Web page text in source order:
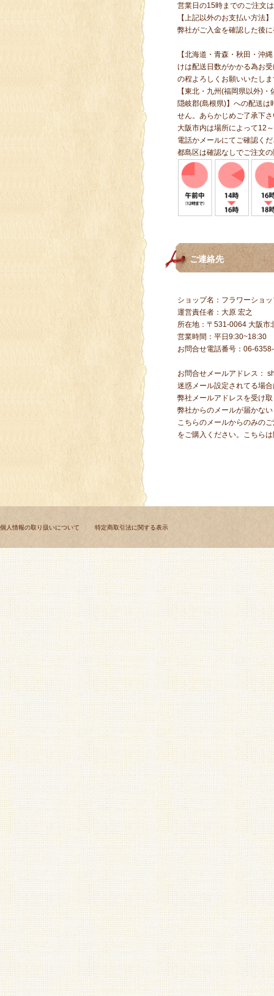
営業日の15時までのご注文
【上記以外のお支払い方法】
弊社がご入金を確認した後
【北海道・青森・秋田・沖
けは配送日数がかかる為お
の程よろしくお願いいたし
【東北・九州(福岡県以外)・
隠岐郡(島根県)】への配送は
せん。あらかじめご了承下
大阪市内は場所によって12
電話かメールにてご確認く
都島区は確認なしでご注文
ご連絡先
ショップ名：フラワーショ
運営責任者：大原 宏之
所在地：〒531-0064 大阪
営業時間：平日9:30~18:30
お問合せ電話番号：06-
お問合せメールアドレス：
迷惑メール設定されてる場
弊社メールアドレスを受け
弊社からのメールが届かな
こちらのメールからのみの
をご購入ください。こちら
個人情報の取り扱いについて 特定商取引法に関する表示